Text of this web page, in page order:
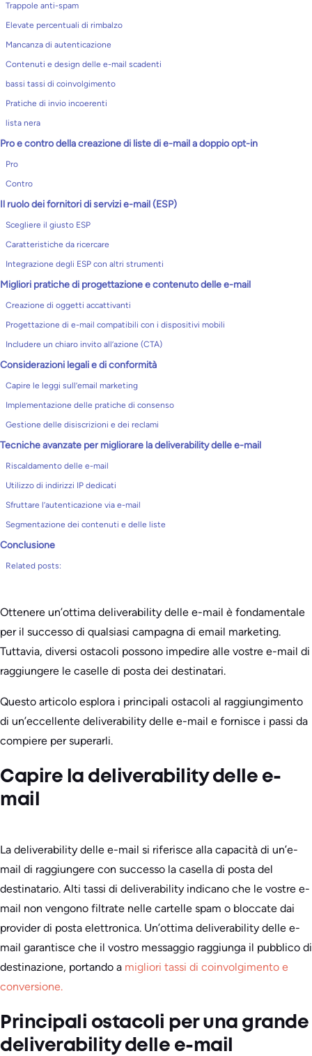
Trappole anti-spam
Elevate percentuali di rimbalzo
Mancanza di autenticazione
Contenuti e design delle e-mail scadenti
bassi tassi di coinvolgimento
Pratiche di invio incoerenti
lista nera
Pro e contro della creazione di liste di e-mail a doppio opt-in
Pro
Contro
Il ruolo dei fornitori di servizi e-mail (ESP)
Scegliere il giusto ESP
Caratteristiche da ricercare
Integrazione degli ESP con altri strumenti
Migliori pratiche di progettazione e contenuto delle e-mail
Creazione di oggetti accattivanti
Progettazione di e-mail compatibili con i dispositivi mobili
Includere un chiaro invito all’azione (CTA)
Considerazioni legali e di conformità
Capire le leggi sull’email marketing
Implementazione delle pratiche di consenso
Gestione delle disiscrizioni e dei reclami
Tecniche avanzate per migliorare la deliverability delle e-mail
Riscaldamento delle e-mail
Utilizzo di indirizzi IP dedicati
Sfruttare l’autenticazione via e-mail
Segmentazione dei contenuti e delle liste
Conclusione
Related posts:
Ottenere un’ottima deliverability delle e-mail è fondamentale
per il successo di qualsiasi campagna di email marketing.
Tuttavia, diversi ostacoli possono impedire alle vostre e-mail di
raggiungere le caselle di posta dei destinatari.
Questo articolo esplora i principali ostacoli al raggiungimento
di un’eccellente deliverability delle e-mail e fornisce i passi da
compiere per superarli.
Capire la deliverability delle e-
mail
La deliverability delle e-mail si riferisce alla capacità di un’e-
mail di raggiungere con successo la casella di posta del
destinatario. Alti tassi di deliverability indicano che le vostre e-
mail non vengono filtrate nelle cartelle spam o bloccate dai
provider di posta elettronica. Un’ottima deliverability delle e-
mail garantisce che il vostro messaggio raggiunga il pubblico di
destinazione, portando a migliori tassi di coinvolgimento e
conversione.
Principali ostacoli per una grande
deliverability delle e-mail